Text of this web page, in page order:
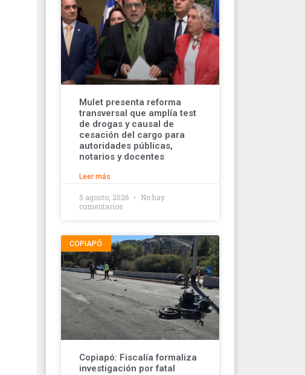
Mulet presenta reforma
transversal que amplía test
de drogas y causal de
cesación del cargo para
autoridades públicas,
notarios y docentes
Leer más
5 agosto, 2026
No hay
comentarios
COPIAPÓ
Copiapó: Fiscalía formaliza
investigación por fatal